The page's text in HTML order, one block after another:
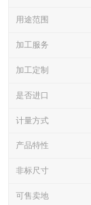
用途范围
加工服务
加工定制
是否进口
计量方式
产品特性
非标尺寸
可售卖地